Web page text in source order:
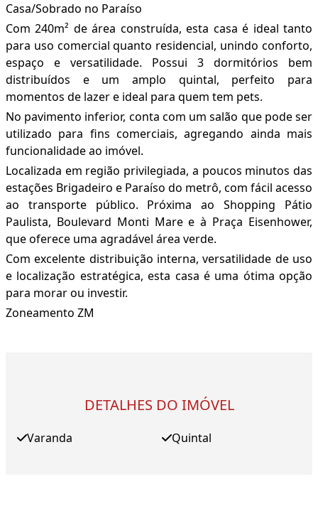
Casa/Sobrado no Paraíso
Com 240m² de área construída, esta casa é ideal tanto
para uso comercial quanto residencial, unindo conforto,
espaço e versatilidade. Possui 3 dormitórios bem
distribuídos e um amplo quintal, perfeito para
momentos de lazer e ideal para quem tem pets.
No pavimento inferior, conta com um salão que pode ser
utilizado para fins comerciais, agregando ainda mais
funcionalidade ao imóvel.
Localizada em região privilegiada, a poucos minutos das
estações Brigadeiro e Paraíso do metrô, com fácil acesso
ao transporte público. Próxima ao Shopping Pátio
Paulista, Boulevard Monti Mare e à Praça Eisenhower,
que oferece uma agradável área verde.
Com excelente distribuição interna, versatilidade de uso
e localização estratégica, esta casa é uma ótima opção
para morar ou investir.
Zoneamento ZM
DETALHES DO IMÓVEL
Varanda Quintal